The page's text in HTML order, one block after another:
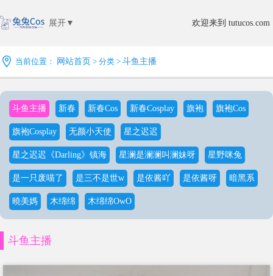
展开▼ 欢迎来到 tutucos.com
当前位置： 网站首页 > 分类 > 斗鱼主播
斗鱼主播 新春 新春Cos 新春Cosplay 旗袍 旗袍Cos
旗袍Cosplay 无颜小天使 星之迟迟
星之迟迟《Darling》镇海 星澜是澜澜叫澜妹呀 星野咪兔
是一只废喵了 是三不是世w 是依酱吖 是依酱呀 暗黑系
曉美媽 木绵绵 木绵绵OwO
斗鱼主播